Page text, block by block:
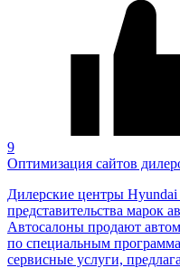
9
Оптимизация сайтов
Дилерские центры Hyundai
представительства марок
Автосалоны продают
по специальным
сервисные услуги,